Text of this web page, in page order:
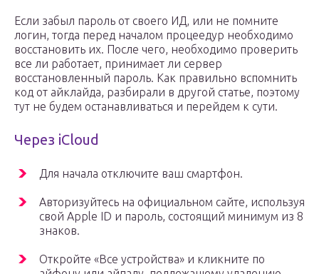
Если забыл пароль от своего ИД, или не помните
логин, тогда перед началом процеедур необходимо
восстановить их. После чего, необходимо проверить
все ли работает, принимает ли сервер
восстановленный пароль. Как правильно вспомнить
код от айклайда, разбирали в другой статье, поэтому
тут не будем останавливаться и перейдем к сути.
Через iCloud
Для начала отключите ваш смартфон.
Авторизуйтесь на официальном сайте, используя
свой Apple ID и пароль, состоящий минимум из 8
знаков.
Откройте «Все устройства» и кликните по